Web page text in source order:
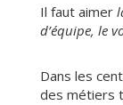
Il faut aimer
d’équipe, le
Dans les
des métiers